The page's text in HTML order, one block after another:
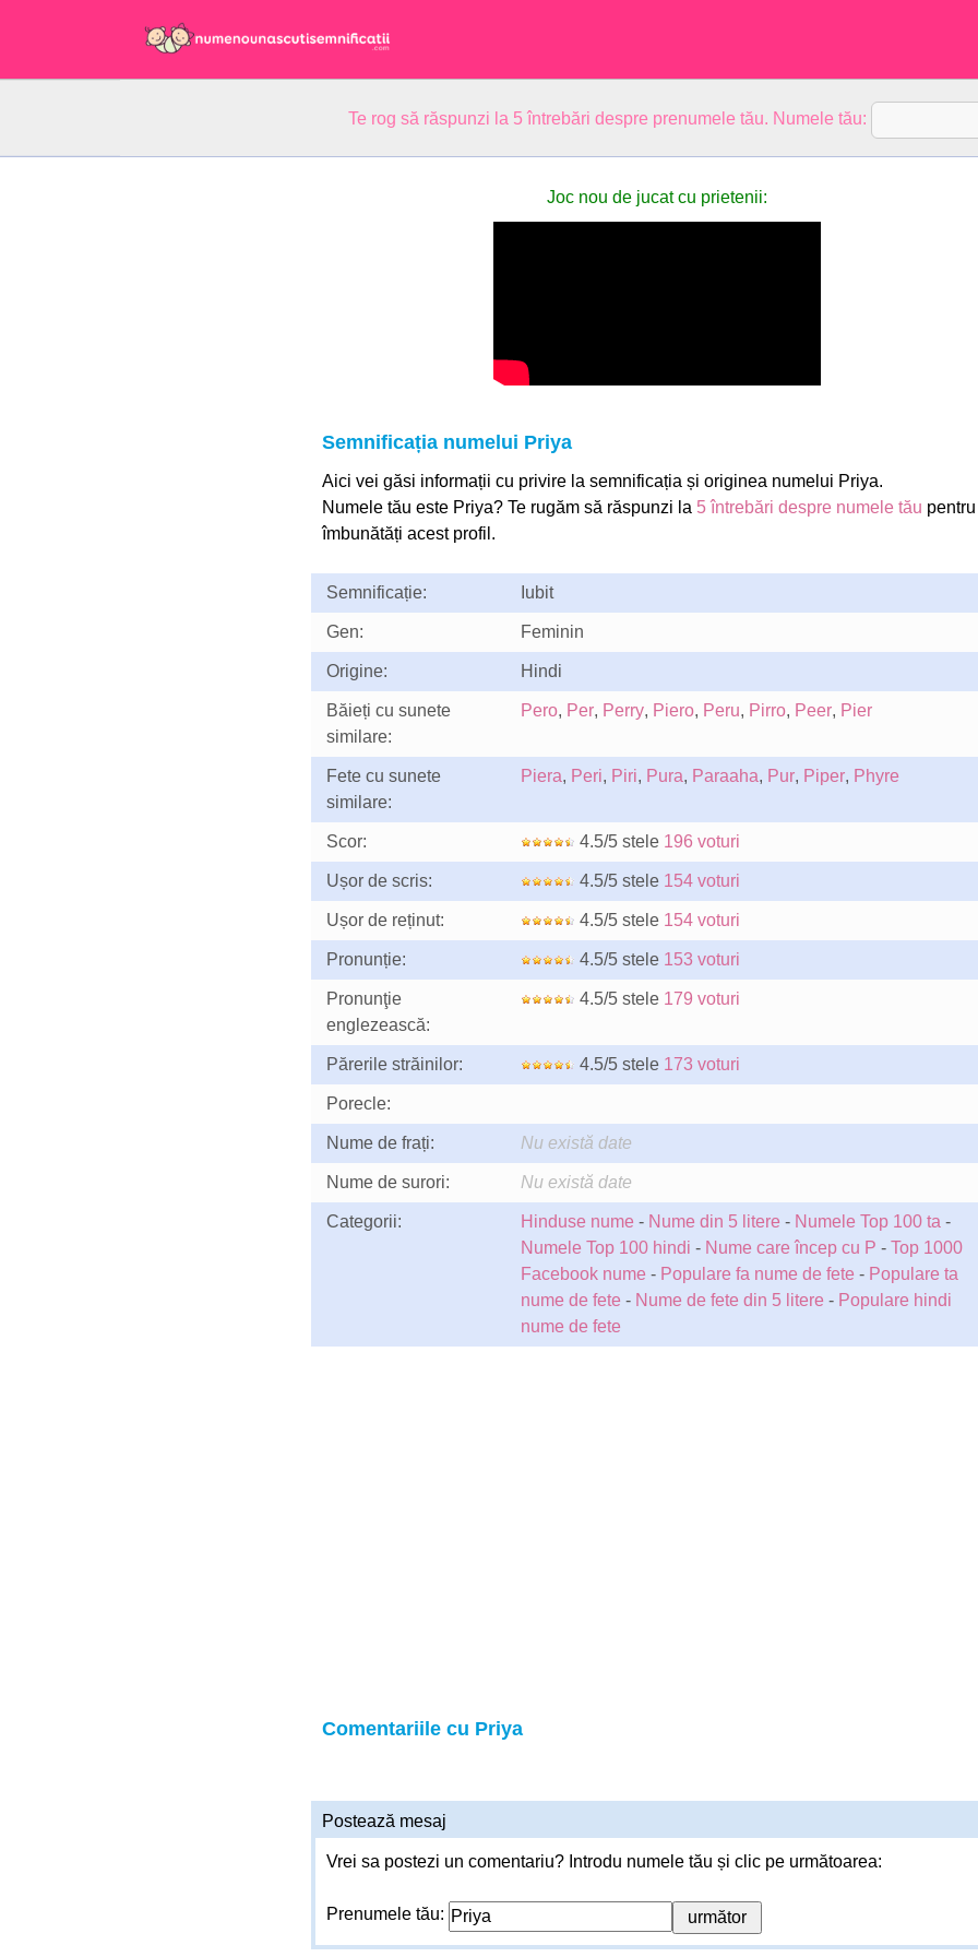
Te rog să răspunzi la 5 întrebări despre prenumele tău. Numele tău:
Joc nou de jucat cu prietenii:
Semnificația numelui Priya
Aici vei găsi informații cu privire la semnificația și originea numelui Priya.
Numele tău este Priya? Te rugăm să răspunzi la 5 întrebări despre numele tău
îmbunătăți acest profil.
Semnificație: Iubit
Gen: Feminin
Origine: Hindi
Băieți cu sunete
similare:
Pero, Per, Perry, Piero, Peru, Pirro, Peer, Pier
Fete cu sunete
similare:
Piera, Peri, Piri, Pura, Paraaha, Pur, Piper, Phyre
Scor: 4.5/5 stele 196 voturi
Ușor de scris: 4.5/5 stele 154 voturi
Ușor de reținut: 4.5/5 stele 154 voturi
Pronunție: 4.5/5 stele 153 voturi
Pronunţie
englezească:
4.5/5 stele 179 voturi
Părerile străinilor: 4.5/5 stele 173 voturi
Porecle:
Nume de frați: Nu există date
Nume de surori: Nu există date
Categorii: Hinduse nume - Nume din 5 litere - Numele Top 100 ta -
Numele Top 100 hindi - Nume care încep cu P - Top 1000
Facebook nume - Populare fa nume de fete - Populare ta
nume de fete - Nume de fete din 5 litere - Populare hindi
nume de fete
Comentariile cu Priya
Postează mesaj
Vrei sa postezi un comentariu? Introdu numele tău și clic pe următoarea:
Prenumele tău: